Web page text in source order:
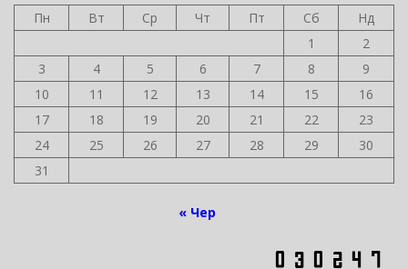
Пн
Вт Ср Чт Пт Сб
Нд
1
2
3
4 5 6 7 8
9
10
11 12 13 14 15
16
17
18 19 20 21 22
23
24
25 26 27 28 29
30
31
« Чер